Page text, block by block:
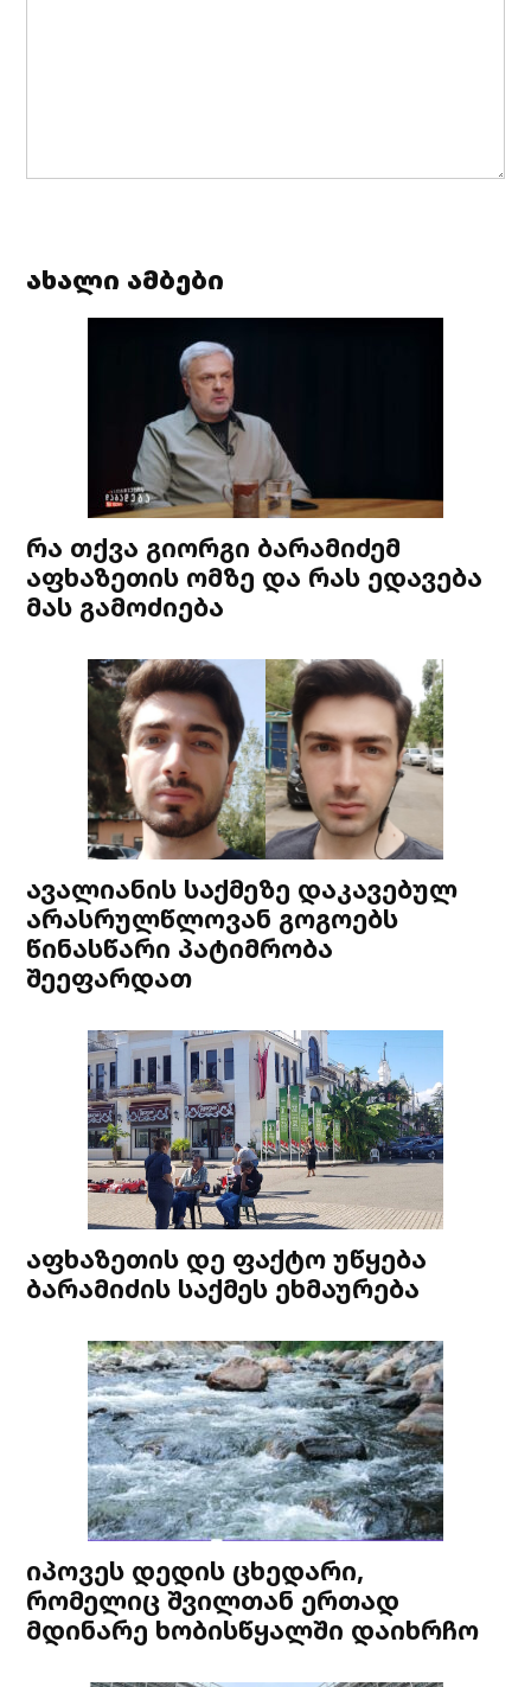
ახალი ამბები
რა თქვა გიორგი ბარამიძემ
აფხაზეთის ომზე და რას ედავება
მას გამოძიება
ავალიანის საქმეზე დაკავებულ
არასრულწლოვან გოგოებს
წინასწარი პატიმრობა
შეეფარდათ
აფხაზეთის დე ფაქტო უწყება
ბარამიძის საქმეს ეხმაურება
იპოვეს დედის ცხედარი,
რომელიც შვილთან ერთად
მდინარე ხობისწყალში დაიხრჩო